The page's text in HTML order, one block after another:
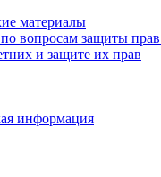
материалы
вопросам защиты
и защите их прав
информация